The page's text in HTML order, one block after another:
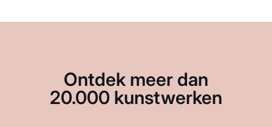
Ontdek meer dan
20.000 kunstwerken